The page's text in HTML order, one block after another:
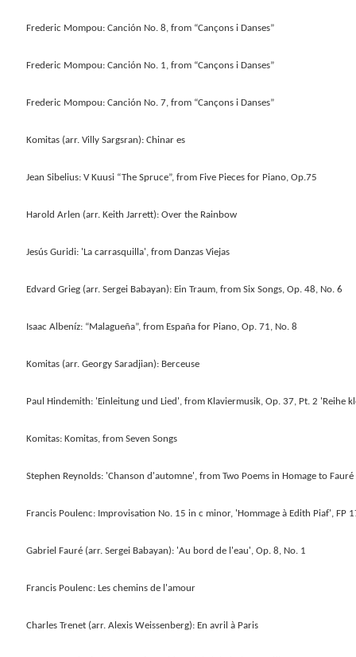
Frederic Mompou: Canción No. 8, from “Cançons i Danses”
Frederic Mompou: Canción No. 1, from “Cançons i Danses”
Frederic Mompou: Canción No. 7, from “Cançons i Danses”
Komitas (arr. Villy Sargsran): Chinar es
Jean Sibelius: V Kuusi “The Spruce”, from Five Pieces for Piano, Op.75
Harold Arlen (arr. Keith Jarrett): Over the Rainbow
Jesús Guridi: 'La carrasquilla', from Danzas Viejas
Edvard Grieg (arr. Sergei Babayan): Ein Traum, from Six Songs, Op. 48, No. 6
Isaac Albeníz: “Malagueña”, from España for Piano, Op. 71, No. 8
Komitas (arr. Georgy Saradjian): Berceuse
Paul Hindemith: 'Einleitung und Lied', from Klaviermusik, Op. 37, Pt. 2 'Reihe
Komitas: Komitas, from Seven Songs
Stephen Reynolds: 'Chanson d'automne', from Two Poems in Homage to Fauré
Francis Poulenc: Improvisation No. 15 in c minor, 'Hommage à Edith Piaf', FP
Gabriel Fauré (arr. Sergei Babayan): 'Au bord de l'eau', Op. 8, No. 1
Francis Poulenc: Les chemins de l'amour
Charles Trenet (arr. Alexis Weissenberg): En avril à Paris